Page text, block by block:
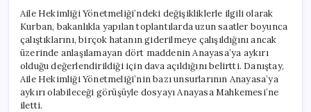
Aile Hekimliği Yönetmeliği’ndeki değişikliklerle ilgili olarak
Kurban, bakanlıkla yapılan toplantılarda uzun saatler boyunca
çalıştıklarını, birçok hatanın giderilmeye çalışıldığını ancak
üzerinde anlaşılamayan dört maddenin Anayasa’ya aykırı
olduğu değerlendirildiği için dava açıldığını belirtti. Danıştay,
Aile Hekimliği Yönetmeliği’nin bazı unsurlarının Anayasa’ya
aykırı olabileceği görüşüyle dosyayı Anayasa Mahkemesi’ne
iletti.